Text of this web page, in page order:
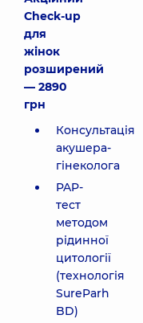
Check-up
для
жінок
розширений
— 2890
грн
Консультація
акушера-
гінеколога
PAP-
тест
методом
рідинної
цитології
(технологія
SureParh
BD)